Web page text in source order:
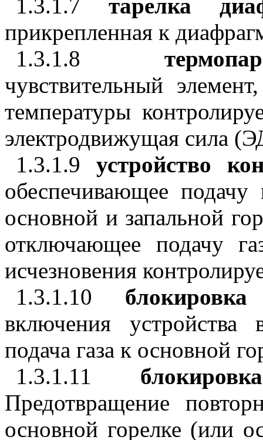
1.3.1.7тарелка
прикрепленная к
1.3.1.8
чувствительный
температуры
электродвижущая сила
1.3.1.9 устройство
обеспечивающее
основной и запальной
отключающее подачу
исчезновения
1.3.1.10
включения устройства
подача газа к основной
1.3.1.11
Предотвращение
основной горелке (или